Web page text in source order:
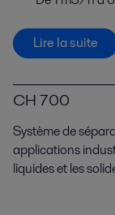
Lire la suite
CH 700
Système de
applications
liquides et les